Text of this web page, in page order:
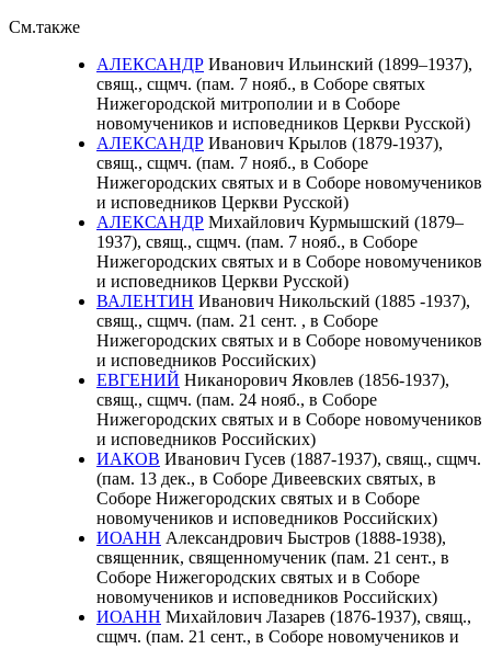
См.также
АЛЕКСАНДР Иванович Ильинский (1899–1937),
свящ., сщмч. (пам. 7 нояб., в Соборе святых
Нижегородской митрополии и в Соборе
новомучеников и исповедников Церкви Русской)
АЛЕКСАНДР Иванович Крылов (1879-1937),
свящ., сщмч. (пам. 7 нояб., в Соборе
Нижегородских святых и в Соборе новомучеников
и исповедников Церкви Русской)
АЛЕКСАНДР Михайлович Курмышский (1879–
1937), свящ., сщмч. (пам. 7 нояб., в Соборе
Нижегородских святых и в Соборе новомучеников
и исповедников Церкви Русской)
ВАЛЕНТИН Иванович Никольский (1885 -1937),
свящ., сщмч. (пам. 21 сент. , в Соборе
Нижегородских святых и в Соборе новомучеников
и исповедников Российских)
ЕВГЕНИЙ Никанорович Яковлев (1856-1937),
свящ., сщмч. (пам. 24 нояб., в Соборе
Нижегородских святых и в Соборе новомучеников
и исповедников Российских)
ИАКОВ Иванович Гусев (1887-1937), свящ., сщмч.
(пам. 13 дек., в Соборе Дивеевских святых, в
Соборе Нижегородских святых и в Соборе
новомучеников и исповедников Российских)
ИОАНН Александрович Быстров (1888-1938),
священник, священномученик (пам. 21 сент., в
Соборе Нижегородских святых и в Соборе
новомучеников и исповедников Российских)
ИОАНН Михайлович Лазарев (1876-1937), свящ.,
cщмч. (пам. 21 сент., в Соборе новомучеников и